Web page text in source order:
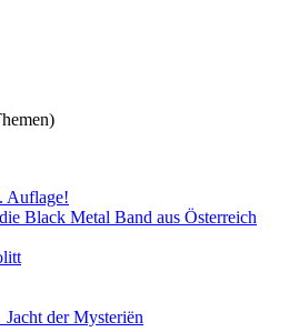
Auflage!
Black Metal Band aus Österreich
der Mysteriën